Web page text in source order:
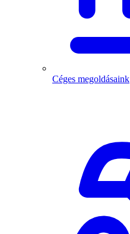
Céges megoldásaink